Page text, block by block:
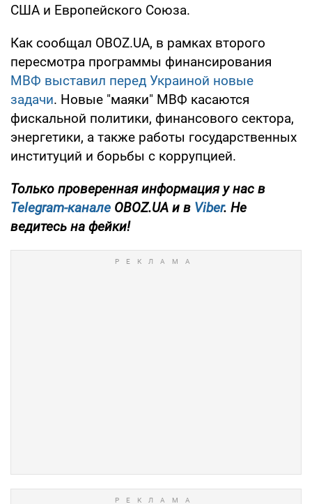
США и Европейского Союза.
Как сообщал OBOZ.UA, в рамках второго
пересмотра программы финансирования
МВФ выставил перед Украиной новые
задачи. Новые "маяки" МВФ касаются
фискальной политики, финансового сектора,
энергетики, а также работы государственных
институций и борьбы с коррупцией.
Только проверенная информация у нас в
Telegram-канале OBOZ.UA и в Viber. Не
ведитесь на фейки!